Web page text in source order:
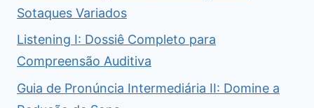
Sotaques Variados
Listening I: Dossiê Completo para
Compreensão Auditiva
Guia de Pronúncia Intermediária II: Domine a